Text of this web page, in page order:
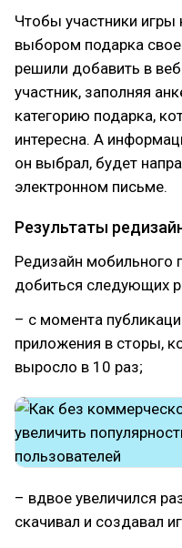
Чтобы участники игры
выбором подарка
решили добавить в
участник, заполняя
категорию подарка,
интересна. А
он выбрал, будет
электронном письме.
Результаты
Редизайн мобильного
добиться следующих
– с момента
приложения в сторы,
выросло в 10 раз;
– вдвое увеличился
скачивал и создавал